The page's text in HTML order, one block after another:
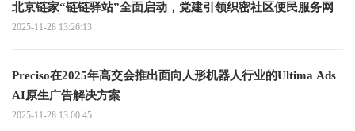
北京链家“链链驿站”全面启动，党建引领织密社区便民服务网
2025-11-28 13:26:13
Preciso在2025年高交会推出面向人形机器人行业的Ultima Ads
AI原生广告解决方案
2025-11-28 13:00:45